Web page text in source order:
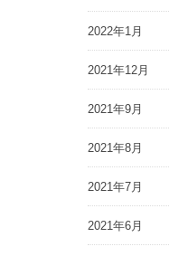
2022年1月
2021年12月
2021年9月
2021年8月
2021年7月
2021年6月